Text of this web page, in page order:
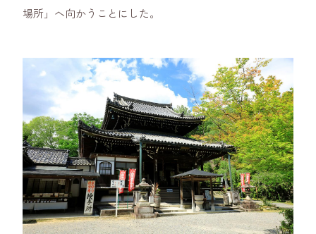
場所」へ向かうことにした。